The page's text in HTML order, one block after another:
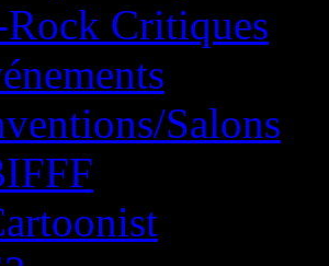
Rock Critiques
Salons